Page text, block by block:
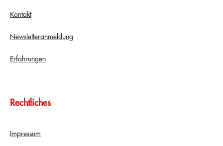
Kontakt
Newsletteranmeldung
Erfahrungen
Rechtliches
Impressum